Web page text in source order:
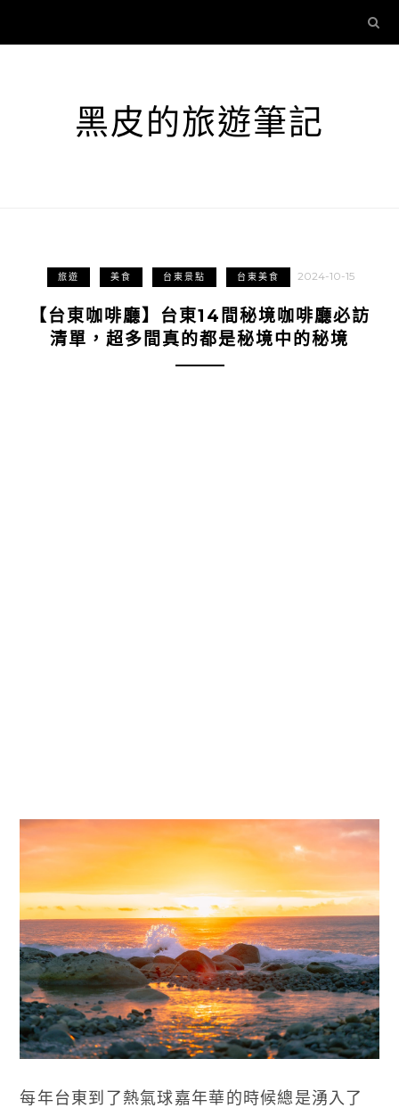
黑皮的旅遊筆記
旅遊 美食 台東景點 台東美食 2024-10-15
【台東咖啡廳】台東14間秘境咖啡廳必訪
清單，超多間真的都是秘境中的秘境
每年台東到了熱氣球嘉年華的時候總是湧入了